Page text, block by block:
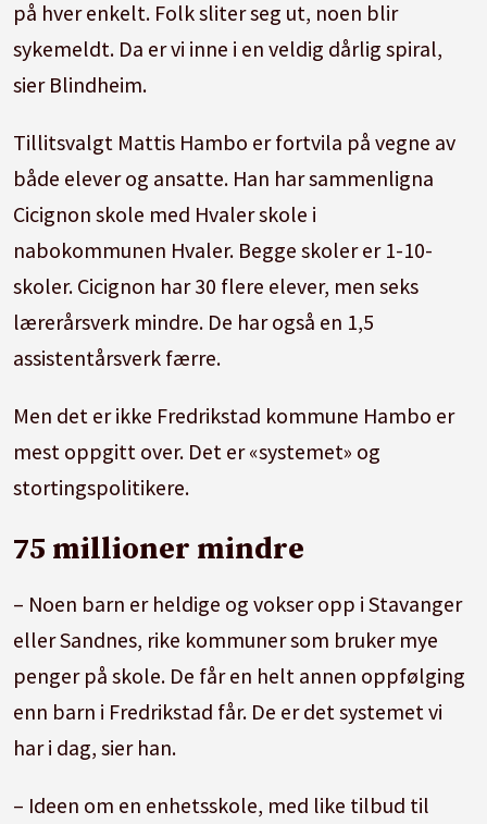
på hver enkelt. Folk sliter seg ut, noen blir
sykemeldt. Da er vi inne i en veldig dårlig spiral,
sier Blindheim.
Tillitsvalgt Mattis Hambo er fortvila på vegne av
både elever og ansatte. Han har sammenligna
Cicignon skole med Hvaler skole i
nabokommunen Hvaler. Begge skoler er 1-10-
skoler. Cicignon har 30 flere elever, men seks
lærerårsverk mindre. De har også en 1,5
assistentårsverk færre.
Men det er ikke Fredrikstad kommune Hambo er
mest oppgitt over. Det er «systemet» og
stortingspolitikere.
75 millioner mindre
– Noen barn er heldige og vokser opp i Stavanger
eller Sandnes, rike kommuner som bruker mye
penger på skole. De får en helt annen oppfølging
enn barn i Fredrikstad får. De er det systemet vi
har i dag, sier han.
– Ideen om en enhetsskole, med like tilbud til